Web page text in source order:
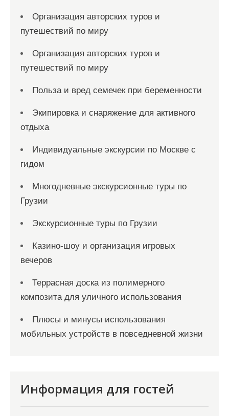
Организация авторских туров и
путешествий по миру
Организация авторских туров и
путешествий по миру
Польза и вред семечек при беременности
Экипировка и снаряжение для активного
отдыха
Индивидуальные экскурсии по Москве с
гидом
Многодневные экскурсионные туры по
Грузии
Экскурсионные туры по Грузии
Казино-шоу и организация игровых
вечеров
Террасная доска из полимерного
композита для уличного использования
Плюсы и минусы использования
мобильных устройств в повседневной жизни
Информация для гостей